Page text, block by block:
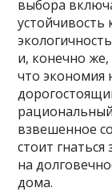
выбора
и, конечно
что экономия
взвешенное
стоит
на
дома.